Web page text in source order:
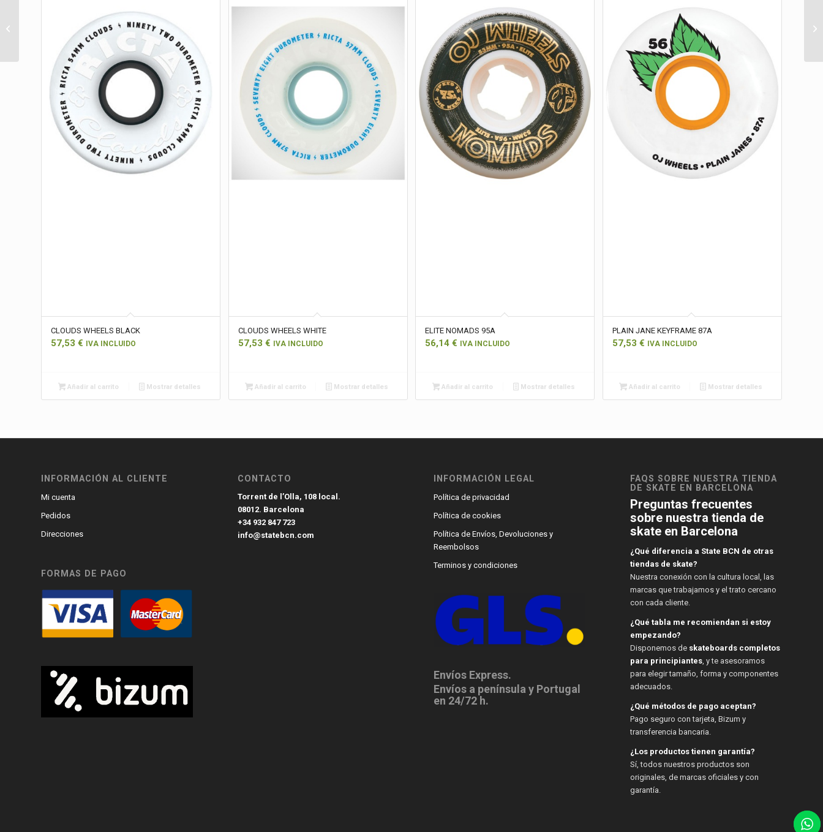
CLOUDS WHEELS BLACK
57,53 € IVA INCLUIDO
Añadir al carrito Mostrar detalles
CLOUDS WHEELS WHITE
57,53 € IVA INCLUIDO
Añadir al carrito Mostrar detalles
ELITE NOMADS 95A
56,14€ IVA INCLUIDO
Añadir al carrito Mostrar detalles
PLAIN JANE KEYFRAME 87A
57,53 € IVA INCLUIDO
Añadir al carrito Mostrar detalles
INFORMACIÓN AL CLIENTE
Mi cuenta
Pedidos
Direcciones
FORMAS DE PAGO
CONTACTO
Torrent de l’Olla, 108 local.
08012. Barcelona
+34 932 847 723
info@statebcn.com
INFORMACIÓN LEGAL
Política de privacidad
Política de cookies
Política de Envíos, Devoluciones y
Reembolsos
Terminos y condiciones
Envíos Express.
Envíos a península y Portugal
en 24/72 h.
FAQS SOBRE NUESTRA TIENDA
DE SKATE EN BARCELONA
Preguntas frecuentes
sobre nuestra tienda de
skate en Barcelona
¿Qué diferencia a State BCN de otras
tiendas de skate?
Nuestra conexión con la cultura local, las
marcas que trabajamos y el trato cercano
con cada cliente.
¿Qué tabla me recomiendan si estoy
empezando?
Disponemos de skateboards completos
para principiantes, y te asesoramos
para elegir tamaño, forma y componentes
adecuados.
¿Qué métodos de pago aceptan?
Pago seguro con tarjeta, Bizum y
transferencia bancaria.
¿Los productos tienen garantía?
Sí, todos nuestros productos son
originales, de marcas oficiales y con
garantía.
ELITE NOMADS 95A